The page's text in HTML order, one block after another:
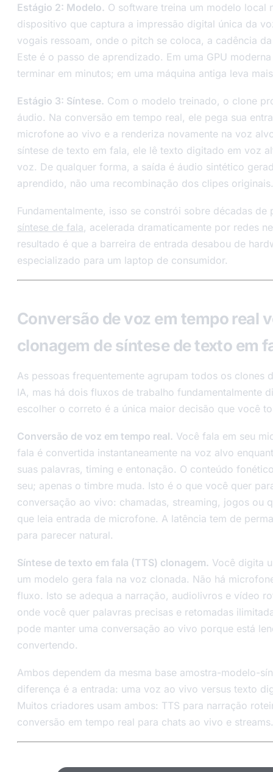
Estágio 2: Modelo. O software treina um modelo local
dispositivo que captura a impressão digital única da
vogais ressoam, onde o pitch se coloca, a cadência
Este é o passo de aprendizado. Em uma GPU
terminar em minutos; em uma máquina antiga leva
Estágio 3: Síntese. Com o modelo treinado, o clone
áudio. Na conversão em tempo real, ele pega sua
microfone ao vivo e a renderiza novamente na voz
síntese de texto em fala, ele lê texto digitado em voz
voz. De qualquer forma, a saída é áudio sintético
aprendido, não uma recombinação dos clipes originais.
Fundamentalmente, isso se constrói sobre décadas de
síntese de fala, acelerada dramaticamente por redes
resultado é que a barreira de entrada desabou de
especializado para um laptop de consumidor.
Conversão de voz em tempo real
clonagem de síntese de texto em
As pessoas frequentemente agrupam todos os clones
IA, mas há dois fluxos de trabalho fundamentalmente
escolher o correto é a única maior decisão que você
Conversão de voz em tempo real. Você fala em seu
fala é convertida instantaneamente na voz alvo
suas palavras, timing e entonação. O conteúdo
seu; apenas o timbre muda. Isto é o que você quer
conversação ao vivo: chamadas, streaming, jogos ou
que leia entrada de microfone. A latência tem de
para parecer natural.
Síntese de texto em fala (TTS) clonagem. Você digita
um modelo gera fala na voz clonada. Não há
fluxo. Isto se adequa a narração, audiolivros e vídeo
onde você quer palavras precisas e retomadas
pode manter uma conversação ao vivo porque está
convertendo.
Ambos dependem da mesma base amostra-modelo-
diferença é a entrada: uma voz ao vivo versus texto
Muitos criadores usam ambos: TTS para narração
conversão em tempo real para chats ao vivo e streams.